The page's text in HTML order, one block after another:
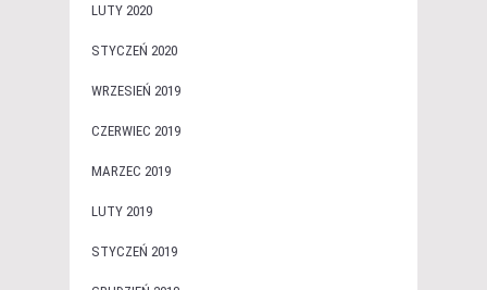
LUTY 2020
STYCZEŃ 2020
WRZESIEŃ 2019
CZERWIEC 2019
MARZEC 2019
LUTY 2019
STYCZEŃ 2019